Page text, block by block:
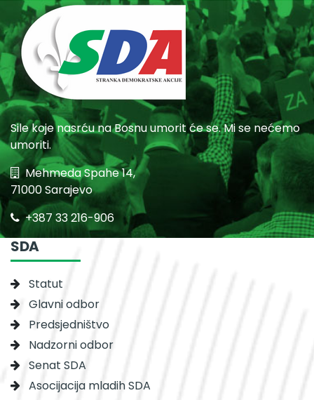
Sile koje nasrću na Bosnu umorit će se. Mi se nećemo
umoriti.
Mehmeda Spahe 14,
71000 Sarajevo
+387 33 216-906
SDA
Statut
Glavni odbor
Predsjedništvo
Nadzorni odbor
Senat SDA
Asocijacija mladih SDA